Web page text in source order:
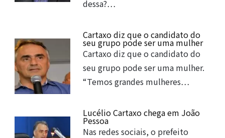
dessa?…
Cartaxo diz que o candidato do
seu grupo pode ser uma mulher
Cartaxo diz que o candidato do
seu grupo pode ser uma mulher.
“Temos grandes mulheres…
Lucélio Cartaxo chega em João
Pessoa
Nas redes sociais, o prefeito